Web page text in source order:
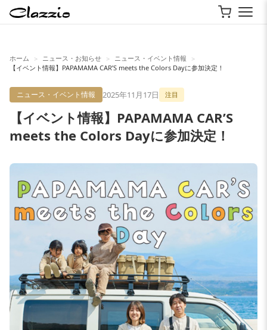
ホーム > ニュース・お知らせ > ニュース・イベント情報
>
【イベント情報】PAPAMAMA CAR’S meets the Colors Dayに参加決定！
ニュース・イベント情報 2025年11月17日 注目
【イベント情報】PAPAMAMA CAR’S
meets the Colors Dayに参加決定！